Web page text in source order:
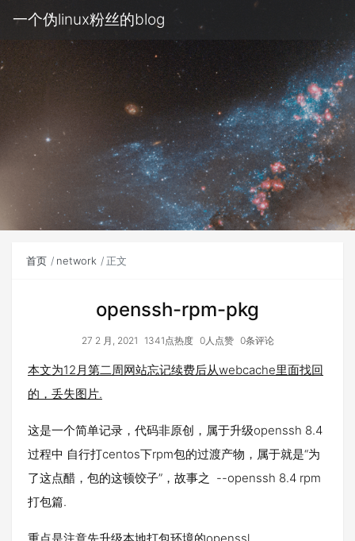
一个伪linux粉丝的blog
首页 network 正文
openssh-rpm-pkg
27 2 月, 2021 1341点热度 0人点赞 0条评论
本文为12月第二周网站忘记续费后从webcache里面找回
的，丢失图片.
这是一个简单记录，代码非原创，属于升级openssh 8.4
过程中 自行打centos下rpm包的过渡产物，属于就是“为
了这点醋，包的这顿饺子”，故事之 --openssh 8.4 rpm
打包篇.